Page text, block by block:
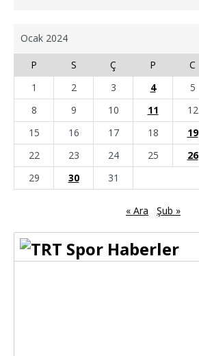
Ocak 2024
P S Ç P C
1
2 3 4 5
8
9 10 11 12
15
16 17 18 19
22
23 24 25 26
29
30 31
« Ara Şub »